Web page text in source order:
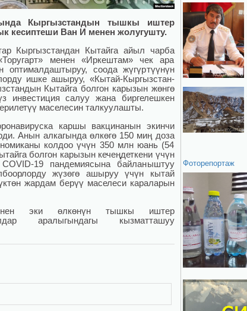
Кыргызстандын тышкы иштер
кесиптеши Ван И менен жолугушту.
Кыргызстандан Кытайга айыл чарба
менен «Иркештам» чек ара
оптималдаштыруу, соода жүгүртүүнүн
ишке ашыруу, «Кытай-Кыргызстан-
Кытайга болгон карызын жөнгө
инвестиция салуу жана биргелешкен
маселесин талкуулашты.
каршы вакцинанын экинчи
Анын алкагында өлкөгө 150 миң доза
колдоо үчүн 350 млн юань (54
болгон карызын кечеңдеткени үчүн
19 пандемиясына байланыштуу
жүзөгө ашыруу үчүн кытай
жардам берүү маселеси караларын
эки өлкөнүн тышкы иштер
аралыгындагы кызматташуу
Фоторепортаж